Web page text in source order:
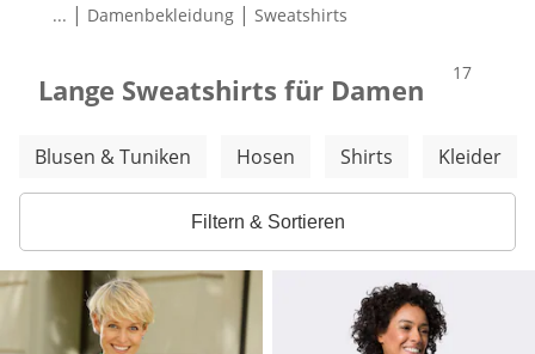
... | Damenbekleidung | Sweatshirts
Lange Sweatshirts für Damen Produkte
17
Weitere Kategorien überspringen
Blusen & Tuniken Hosen Shirts Kleider
Filtern & Sortieren